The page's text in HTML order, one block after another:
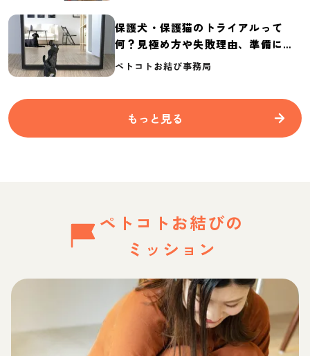
保護犬・保護猫のトライアルって
何？見極め方や失敗理由、準備に必
要なものを紹介
ペトコトお結び事務局
もっと見る
ペトコトお結びの
ミッション